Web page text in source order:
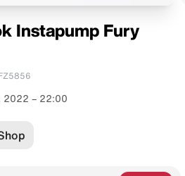
Instapump Fury
2022 – 22:00